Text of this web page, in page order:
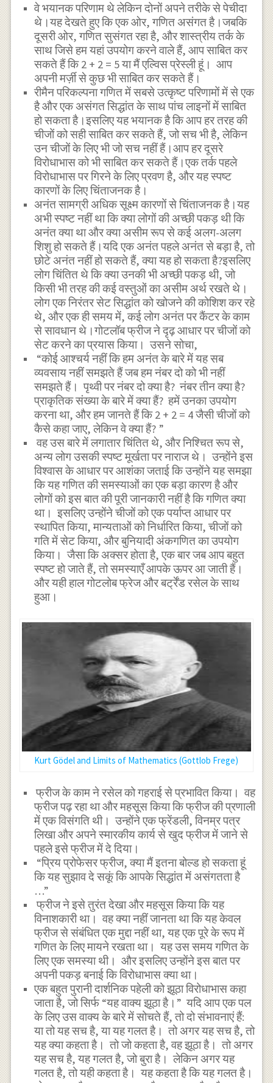
वे भयानक परिणाम थे लेकिन दोनों अपने तरीके से पेचीदा
थे।यह देखते हुए कि एक ओर, गणित असंगत है।जबकि
दूसरी ओर, गणित सुसंगत रहा है, और शास्त्रीय तर्क के
साथ जिसे हम यहां उपयोग करने वाले हैं, आप साबित कर
सकते हैं कि 2 + 2 = 5 या मैं एल्विस प्रेस्ली हूं। आप
अपनी मर्ज़ी से कुछ भी साबित कर सकते हैं।
रीमैन परिकल्पना गणित में सबसे उत्कृष्ट परिणामों में से एक
है और एक असंगत सिद्धांत के साथ पांच लाइनों में साबित
हो सकता है।इसलिए यह भयानक है कि आप हर तरह की
चीजों को सही साबित कर सकते हैं, जो सच भी है, लेकिन
उन चीजों के लिए भी जो सच नहीं हैं।आप हर दूसरे
विरोधाभास को भी साबित कर सकते हैं।एक तर्क पहले
विरोधाभास पर गिरने के लिए प्रवण है, और यह स्पष्ट
कारणों के लिए चिंताजनक है।
अनंत सामग्री अधिक सूक्ष्म कारणों से चिंताजनक है।यह
अभी स्पष्ट नहीं था कि क्या लोगों की अच्छी पकड़ थी कि
अनंत क्या था और क्या असीम रूप से कई अलग-अलग
शिशु हो सकते हैं।यदि एक अनंत पहले अनंत से बड़ा है, तो
छोटे अनंत नहीं हो सकते हैं, क्या यह हो सकता है?इसलिए
लोग चिंतित थे कि क्या उनकी भी अच्छी पकड़ थी, जो
किसी भी तरह की कई वस्तुओं का असीम अर्थ रखते थे।
लोग एक निरंतर सेट सिद्धांत को खोजने की कोशिश कर रहे
थे, और एक ही समय में, कई लोग अनंत पर कैंटर के काम
से सावधान थे।गोटलॉब फ्रीज ने दृढ़ आधार पर चीजों को
सेट करने का प्रयास किया। उसने सोचा,
“कोई आश्चर्य नहीं कि हम अनंत के बारे में यह सब
व्यवसाय नहीं समझते हैं जब हम नंबर दो को भी नहीं
समझते हैं। पृथ्वी पर नंबर दो क्या है? नंबर तीन क्या है?
प्राकृतिक संख्या के बारे में क्या हैं? हमें उनका उपयोग
करना था, और हम जानते हैं कि 2 + 2 = 4 जैसी चीजों को
कैसे कहा जाए, लेकिन वे क्या हैं? ”
वह उस बारे में लगातार चिंतित थे, और निश्चित रूप से,
अन्य लोग उसकी स्पष्ट मूर्खता पर नाराज थे। उन्होंने इस
विश्वास के आधार पर आशंका जताई कि उन्होंने यह समझा
कि यह गणित की समस्याओं का एक बड़ा कारण है और
लोगों को इस बात की पूरी जानकारी नहीं है कि गणित क्या
था। इसलिए उन्होंने चीजों को एक पर्याप्त आधार पर
स्थापित किया, मान्यताओं को निर्धारित किया, चीजों को
गति में सेट किया, और बुनियादी अंकगणित का उपयोग
किया। जैसा कि अक्सर होता है, एक बार जब आप बहुत
स्पष्ट हो जाते हैं, तो समस्याएँ आपके ऊपर आ जाती हैं।
और यही हाल गोटलोब फ्रेज और बर्ट्रेंड रसेल के साथ
हुआ।
Kurt Gödel and Limits of Mathematics (Gottlob Frege)
फ्रीज के काम ने रसेल को गहराई से प्रभावित किया। वह
फ्रीज पढ़ रहा था और महसूस किया कि फ्रीज की प्रणाली
में एक विसंगति थी। उन्होंने एक फ्रेंडली, विनम्र पत्र
लिखा और अपने स्मारकीय कार्य से खुद फ्रीज में जाने से
पहले इसे फ्रीज में दे दिया।
“प्रिय प्रोफेसर फ्रीज, क्या मैं इतना बोल्ड हो सकता हूं
कि यह सुझाव दे सकूं कि आपके सिद्धांत में असंगतता है
…”
फ्रीज ने इसे तुरंत देखा और महसूस किया कि यह
विनाशकारी था। वह क्या नहीं जानता था कि यह केवल
फ्रीज से संबंधित एक मुद्दा नहीं था, यह एक पूरे के रूप में
गणित के लिए मायने रखता था। यह उस समय गणित के
लिए एक समस्या थी। और इसलिए उन्होंने इस बात पर
अपनी पकड़ बनाई कि विरोधाभास क्या था।
एक बहुत पुरानी दार्शनिक पहेली को झूठा विरोधाभास कहा
जाता है, जो सिर्फ “यह वाक्य झूठा है।” यदि आप एक पल
के लिए उस वाक्य के बारे में सोचते हैं, तो दो संभावनाएं हैं:
या तो यह सच है, या यह गलत है। तो अगर यह सच है, तो
यह क्या कहता है। तो जो कहता है, वह झूठा है। तो अगर
यह सच है, यह गलत है, जो बुरा है। लेकिन अगर यह
गलत है, तो यही कहता है। यह कहता है कि यह गलत है।